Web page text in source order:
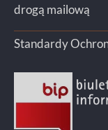
drogą mailową
Standardy